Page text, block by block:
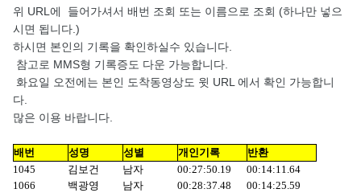
위 URL에 들어가셔서 배번 조회 또는 이름으로 조회 (하나만 넣으
시면 됩니다.)
하시면 본인의 기록을 확인하실수 있습니다.
참고로 MMS형 기록증도 다운 가능합니다.
화요일 오전에는 본인 도착동영상도 윗 URL 에서 확인 가능합니
다.
많은 이용 바랍니다.
배번 성명 성별 개인기록
반환
1045
김보건 남자 00:27:50.19
00:14:11.64
1066
백광영 남자 00:28:37.48
00:14:25.59